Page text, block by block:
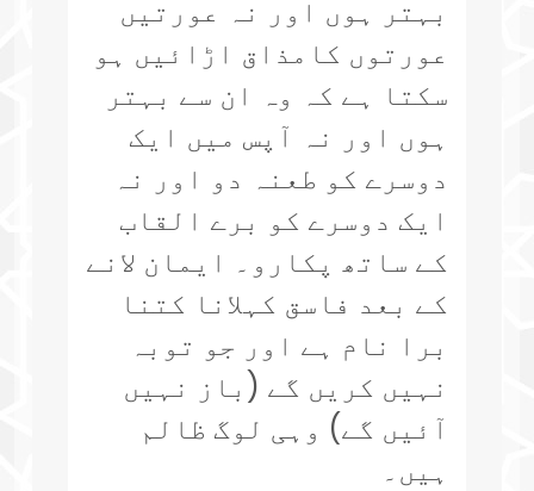
بہتر ہوں اور نہ عورتیں
عورتوں کامذاق اڑائیں ہو
سکتا ہے کہ وہ ان سے بہتر
ہوں اور نہ آپس میں ایک
دوسرے کو طعنہ دو اور نہ
ایک دوسرے کو برے القاب
کے ساتھ پکارو۔ ایمان لانے
کے بعد فاسق کہلانا کتنا
برا نام ہے اور جو توبہ
نہیں کریں گے (باز نہیں
آئیں گے) وہی لوگ ظالم
ہیں۔